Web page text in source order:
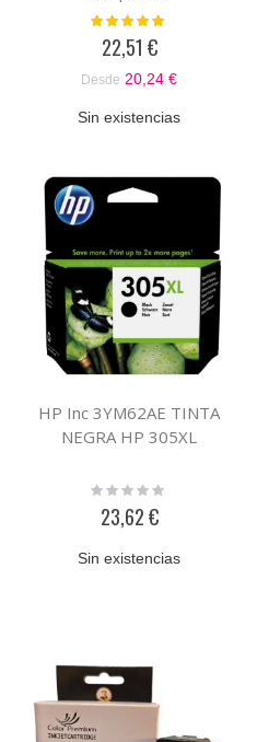
Valoración:
22,51 €
Desde 20,24 €
Sin existencias
HP Inc 3YM62AE TINTA
NEGRA HP 305XL
Rating:
23,62 €
Sin existencias